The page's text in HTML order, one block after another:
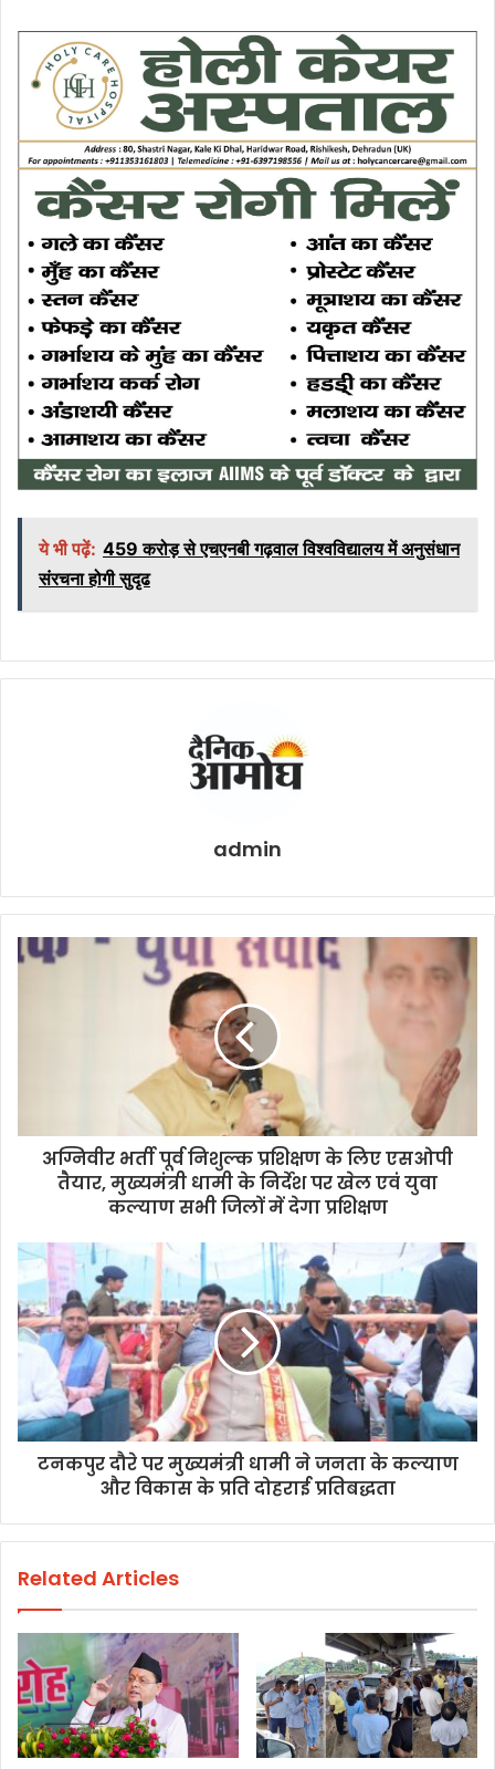
ये भी पढ़ें: 459 करोड़ से एचएनबी गढ़वाल विश्वविद्यालय में अनुसंधान
संरचना होगी सुदृढ
admin
अग्निवीर भर्ती पूर्व निशुल्क प्रशिक्षण के लिए एसओपी
तैयार, मुख्यमंत्री धामी के निर्देश पर खेल एवं युवा
कल्याण सभी जिलों में देगा प्रशिक्षण
टनकपुर दौरे पर मुख्यमंत्री धामी ने जनता के कल्याण
और विकास के प्रति दोहराई प्रतिबद्धता
Related Articles